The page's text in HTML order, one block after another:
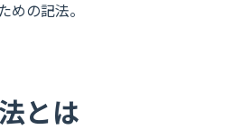
めの記法。
とは